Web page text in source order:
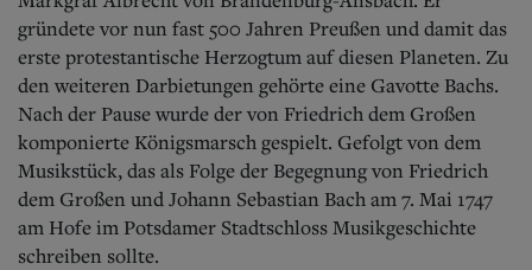
gründete vor nun fast 500 Jahren Preußen und damit das
erste protestantische Herzogtum auf diesen Planeten. Zu
den weiteren Darbietungen gehörte eine Gavotte Bachs.
Nach der Pause wurde der von Friedrich dem Großen
komponierte Königsmarsch gespielt. Gefolgt von dem
Musikstück, das als Folge der Begegnung von Friedrich
dem Großen und Johann Sebastian Bach am 7. Mai 1747
am Hofe im Potsdamer Stadtschloss Musikgeschichte
schreiben sollte.